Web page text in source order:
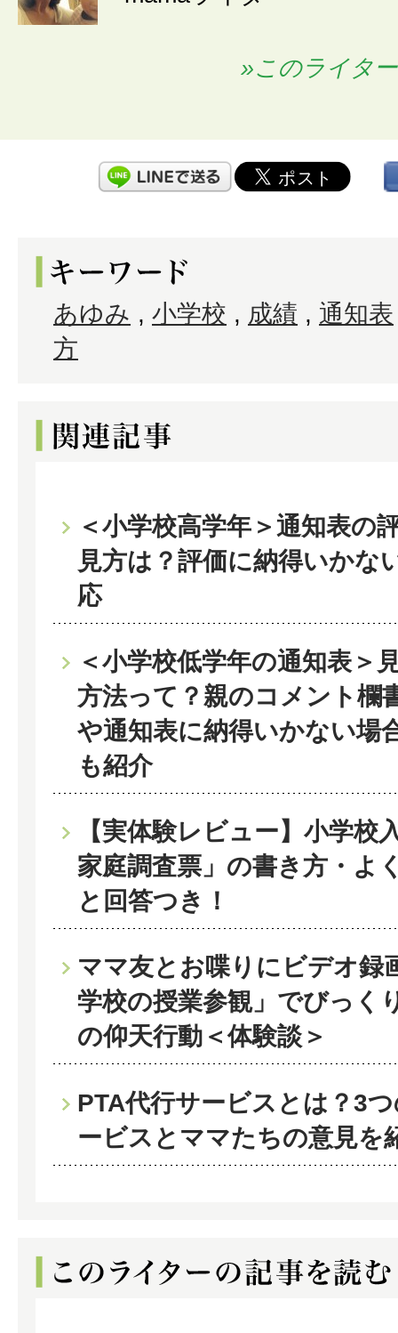
»このライタ
あゆみ , 小学校 , 成績 , 通知表
方
＜小学校高学年＞通知表の
見方は？評価に納得いかな
応
＜小学校低学年の通知表＞
方法って？親のコメント欄
や通知表に納得いかない場
も紹介
【実体験レビュー】小学校
家庭調査票」の書き方・よ
と回答つき！
ママ友とお喋りにビデオ録
学校の授業参観」でびっく
の仰天行動＜体験談＞
PTA代行サービスとは？3
ービスとママたちの意見を